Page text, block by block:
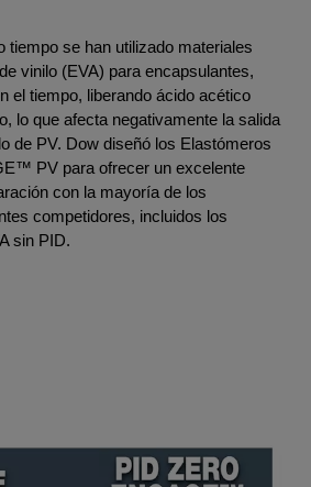
tiempo se han utilizado materiales
vinilo (EVA) para encapsulantes,
el tiempo, liberando ácido acético
lo que afecta negativamente la salida
de PV. Dow diseñó los Elastómeros
PV para ofrecer un excelente
con la mayoría de los
competidores, incluidos los
sin PID.